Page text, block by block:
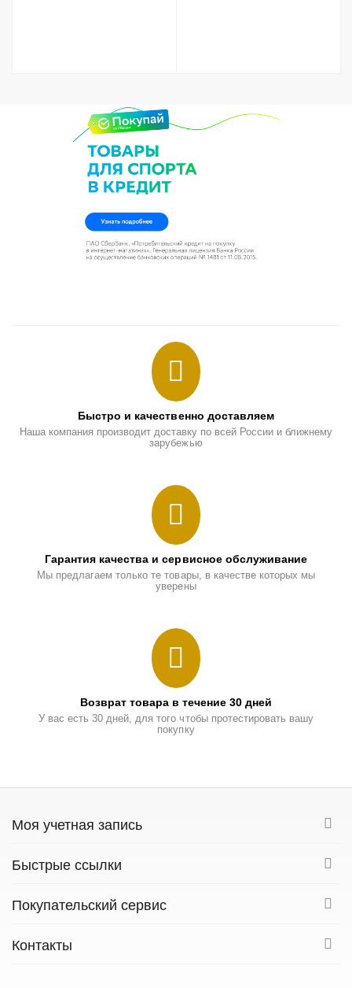
Быстро и качественно доставляем
Наша компания производит доставку по всей России и ближнему
зарубежью
Гарантия качества и сервисное обслуживание
Мы предлагаем только те товары, в качестве которых мы
уверены
Возврат товара в течение 30 дней
У вас есть 30 дней, для того чтобы протестировать вашу
покупку
Моя учетная запись
Быстрые ссылки
Покупательский сервис
Контакты